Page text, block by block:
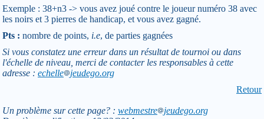
Exemple : 38+n3 -> vous avez joué contre le joueur numéro 38 avec
les noirs et 3 pierres de handicap, et vous avez gagné.
Pts : nombre de points, i.e, de parties gagnées
Si vous constatez une erreur dans un résultat de tournoi ou dans
l'échelle de niveau, merci de contacter les responsables à cette
adresse : echelle
jeudego.org
Retour
Un problème sur cette page? : webmestre
jeudego.org